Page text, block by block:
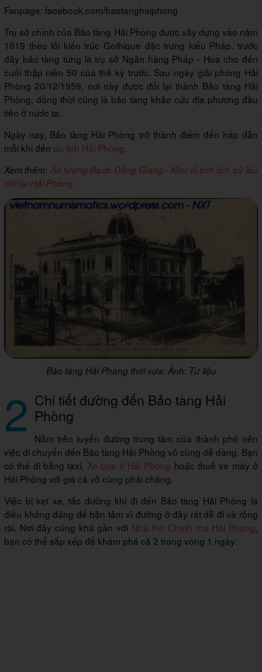
Fanpage: facebook.com/baotanghaiphong
Trụ sở chính của Bảo tàng Hải Phòng được xây dựng vào năm
1919 theo lối kiến trúc Gothique đặc trưng kiểu Pháp, trước
đây bảo tàng từng là trụ sở Ngân hàng Pháp - Hoa cho đến
cuối thập niên 50 của thế kỷ trước. Sau ngày giải phóng Hải
Phòng 20/12/1959, nơi này được đổi lại thành Bảo tàng Hải
Phòng, đồng thời cũng là bảo tàng khảo cứu địa phương đầu
tiên ở nước ta.
Ngày nay, Bảo tàng Hải Phòng trở thành điểm đến hấp dẫn
mỗi khi đến du lịch Hải Phòng.
Xem thêm: Ấn tượng Bạch Đằng Giang - Khu di tích lịch sử lâu
đời tại Hải Phòng
Bảo tàng Hải Phòng thời xưa. Ảnh: Tư liệu
2 Chi tiết đường đến Bảo tàng Hải
Phòng
Nằm trên tuyến đường trung tâm của thành phố nên
việc di chuyển đến Bảo tàng Hải Phòng vô cùng dễ dàng. Bạn
có thể đi bằng taxi, Xe bus ở Hải Phòng hoặc thuê xe máy ở
Hải Phòng với giá cả vô cùng phải chăng.
Việc bị kẹt xe, tắc đường khi đi đến Bảo tàng Hải Phòng là
điều không đáng để bận tâm vì đường ở đây rất dễ đi và rộng
rãi. Nơi đây cũng khá gần với Nhà thờ Chính tòa Hải Phòng,
bạn có thể sắp xếp để khám phá cả 2 trong vòng 1 ngày.